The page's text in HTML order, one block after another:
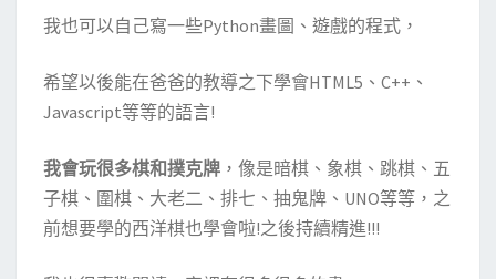
我也可以自己寫一些Python畫圖、遊戲的程式，
希望以後能在爸爸的教導之下學會HTML5、C++、
Javascript等等的語言!
我會玩很多棋和撲克牌 ，像是暗棋、象棋、跳棋、五
子棋、圍棋、大老二、排七、抽鬼牌、UNO等等，之
前想要學的西洋棋也學會啦!之後持續精進!!!